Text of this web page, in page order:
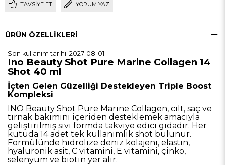
TAVSIYE ET YORUM YAZ
ÜRÜN ÖZELLIKLERI
Son kullanım tarihi: 2027-08-01
Ino Beauty Shot Pure Marine Collagen 14
Shot 40 ml
İçten Gelen Güzelliği Destekleyen Triple Boost
Kompleksi
INO Beauty Shot Pure Marine Collagen, cilt, saç ve
tırnak bakımını içeriden desteklemek amacıyla
geliştirilmiş sıvı formda takviye edici gıdadır. Her
kutuda 14 adet tek kullanımlık shot bulunur.
Formülünde hidrolize deniz kolajeni, elastin,
hyaluronik asit, C vitamini, E vitamini, çinko,
selenyum ve biotin yer alır.